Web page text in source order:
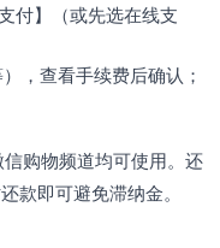
付】（或先选在线支
，查看手续费后确认；
购物频道均可使用。还
款即可避免滞纳金。